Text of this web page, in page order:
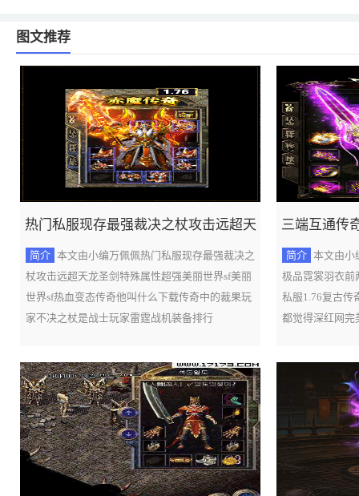
图文推荐
热门私服现存最强裁决之杖攻击远超天
龙圣剑特殊属性超强
简介 本文由小编万佩佩热门私服现存最强裁决之
杖攻击远超天龙圣剑特殊属性超强美丽世界sf美丽
世界sf热血变态传奇他叫什么下载传奇中的裁果玩
家不决之杖是战士玩家雷霆战机装备排行
三端互通传
前
简介 本文由小
极品霓裳羽衣前
私服1.76复古传
都觉得深红网完